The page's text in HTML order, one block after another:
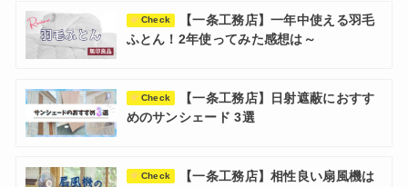
Check
【一条工務店】一年中使える羽毛
ふとん！2年使ってみた感想は～
Check
【一条工務店】日射遮蔽におすす
めのサンシェード 3選
Check
【一条工務店】相性良い扇風機は